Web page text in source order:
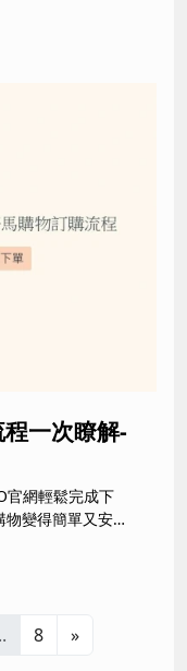
一次瞭解-
官網輕鬆完成下
物變得簡單又安
8 »